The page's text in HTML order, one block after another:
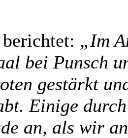
„Im
bei Punsch
gestärkt
Einige
an, als wir